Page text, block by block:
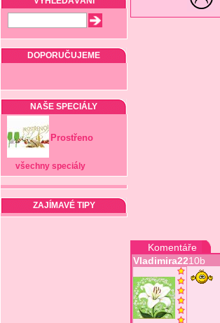
DOPORUČUJEME
NAŠE SPECIÁLY
Prostřeno
všechny speciály
ZAJÍMAVÉ TIPY
Komentáře
Vladimira2210b